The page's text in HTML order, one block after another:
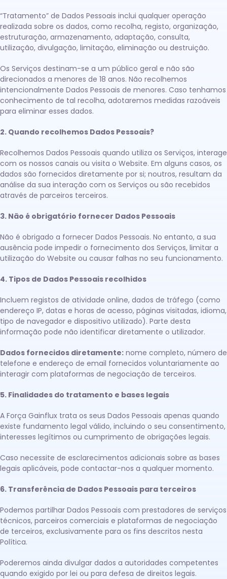
“Tratamento” de Dados Pessoais inclui qualquer operação
realizada sobre os dados, como recolha, registo, organização,
estruturação, armazenamento, adaptação, consulta,
utilização, divulgação, limitação, eliminação ou destruição.
Os Serviços destinam-se a um público geral e não são
direcionados a menores de 18 anos. Não recolhemos
intencionalmente Dados Pessoais de menores. Caso tenhamos
conhecimento de tal recolha, adotaremos medidas razoáveis
para eliminar esses dados.
2. Quando recolhemos Dados Pessoais?
Recolhemos Dados Pessoais quando utiliza os Serviços, interage
com os nossos canais ou visita o Website. Em alguns casos, os
dados são fornecidos diretamente por si; noutros, resultam da
análise da sua interação com os Serviços ou são recebidos
através de parceiros terceiros.
3. Não é obrigatório fornecer Dados Pessoais
Não é obrigado a fornecer Dados Pessoais. No entanto, a sua
ausência pode impedir o fornecimento dos Serviços, limitar a
utilização do Website ou causar falhas no seu funcionamento.
4. Tipos de Dados Pessoais recolhidos
Incluem registos de atividade online, dados de tráfego (como
endereço IP, datas e horas de acesso, páginas visitadas, idioma,
tipo de navegador e dispositivo utilizado). Parte desta
informação pode não identificar diretamente o utilizador.
Dados fornecidos diretamente: nome completo, número de
telefone e endereço de email fornecidos voluntariamente ao
interagir com plataformas de negociação de terceiros.
5. Finalidades do tratamento e bases legais
A Força Gainflux trata os seus Dados Pessoais apenas quando
existe fundamento legal válido, incluindo o seu consentimento,
interesses legítimos ou cumprimento de obrigações legais.
Caso necessite de esclarecimentos adicionais sobre as bases
legais aplicáveis, pode contactar-nos a qualquer momento.
6. Transferência de Dados Pessoais para terceiros
Podemos partilhar Dados Pessoais com prestadores de serviços
técnicos, parceiros comerciais e plataformas de negociação
de terceiros, exclusivamente para os fins descritos nesta
Política.
Poderemos ainda divulgar dados a autoridades competentes
quando exigido por lei ou para defesa de direitos legais.